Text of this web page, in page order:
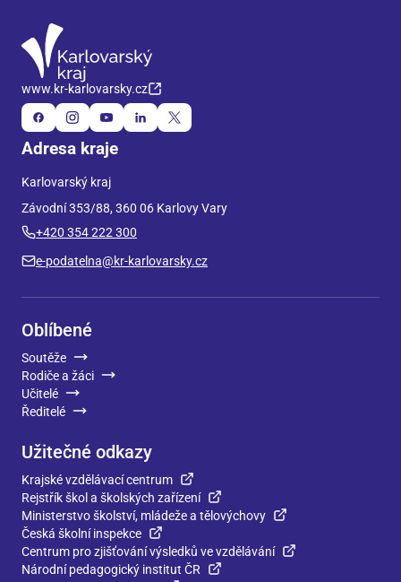
www.kr-karlovarsky.cz
Adresa kraje
Karlovarský kraj
Závodní 353/88, 360 06 Karlovy Vary
+420 354 222 300
e-podatelna@kr-karlovarsky.cz
Oblíbené
Soutěže
Rodiče a žáci
Učitelé
Ředitelé
Užitečné odkazy
Krajské vzdělávací centrum
Rejstřík škol a školských zařízení
Ministerstvo školství, mládeže a tělovýchovy
Česká školní inspekce
Centrum pro zjišťování výsledků ve vzdělávání
Národní pedagogický institut ČR